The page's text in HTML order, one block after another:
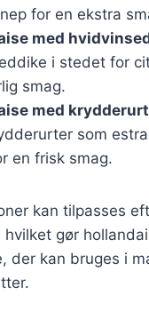
for en ekstra
med
i stedet for
smag.
med
som
en frisk smag.
kan tilpasses
gør
der kan bruges i